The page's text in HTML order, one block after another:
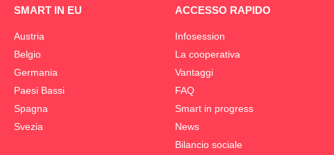
SMART IN EU
Austria
Belgio
Germania
Paesi Bassi
Spagna
Svezia
ACCESSO RAPIDO
Infosession
La cooperativa
Vantaggi
FAQ
Smart in progress
News
Bilancio sociale